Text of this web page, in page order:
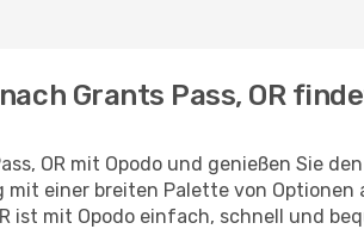
Grants Pass, OR
OR mit Opodo und genießen Sie
mit einer breiten Palette von
ist mit Opodo einfach, schnell und